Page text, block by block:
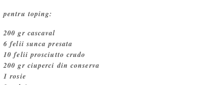
pentru toping:
200 gr cascaval
6 felii sunca presata
10 felii prosciutto crudo
200 gr ciuperci din conserva
1 rosie